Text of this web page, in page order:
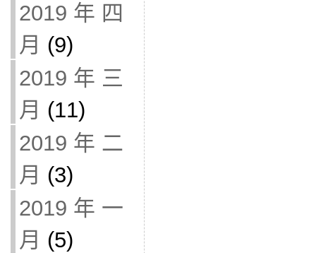
2019 年 四
月 (9)
2019 年 三
月 (11)
2019 年 二
月 (3)
2019 年 一
月 (5)